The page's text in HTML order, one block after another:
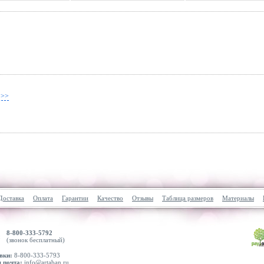
Оплата Гарантии Качество Отзывы Таблица размеров Материалы
8-800-333-5792
(звонок бесплатный)
8-800-333-5793
почта: info@artaban.ru